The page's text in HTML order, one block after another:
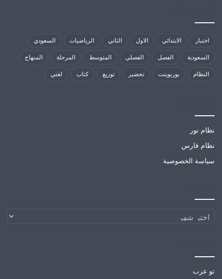
اختبار الابتدائي الاول الثاني الرياضيات السعودي
السعودية الفصل الفصلي المتوسط المرحلة المنهاج
النظام بوربوينت تحضير توزيع كتاب لغتي
نظام نور
نظام فارس
سياسة الخصوصية
الارشيف
تو عرب